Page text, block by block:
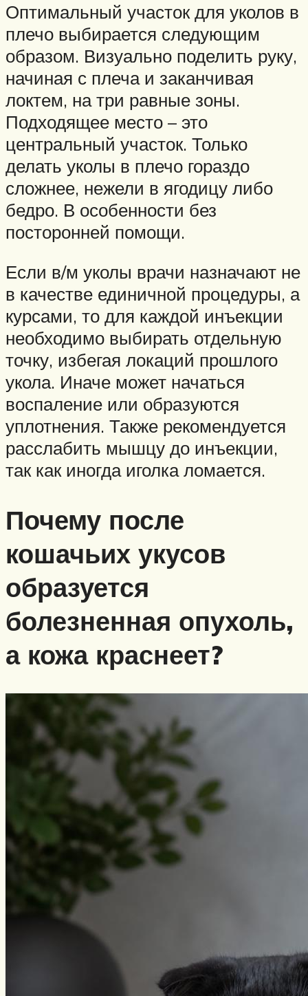
Оптимальный участок для уколов в
плечо выбирается следующим
образом. Визуально поделить руку,
начиная с плеча и заканчивая
локтем, на три равные зоны.
Подходящее место – это
центральный участок. Только
делать уколы в плечо гораздо
сложнее, нежели в ягодицу либо
бедро. В особенности без
посторонней помощи.
Если в/м уколы врачи назначают не
в качестве единичной процедуры, а
курсами, то для каждой инъекции
необходимо выбирать отдельную
точку, избегая локаций прошлого
укола. Иначе может начаться
воспаление или образуются
уплотнения. Также рекомендуется
расслабить мышцу до инъекции,
так как иногда иголка ломается.
Почему после
кошачьих укусов
образуется
болезненная опухоль,
а кожа краснеет?